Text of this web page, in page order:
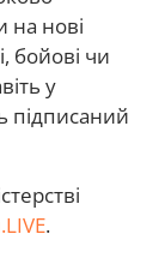
на нові
бойові чи
у
підписаний
.